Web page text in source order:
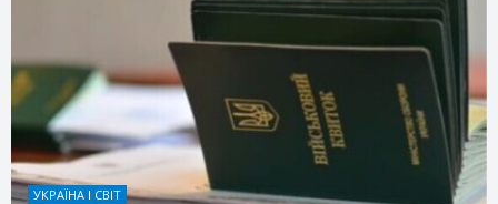
УКРАЇНА І СВІТ